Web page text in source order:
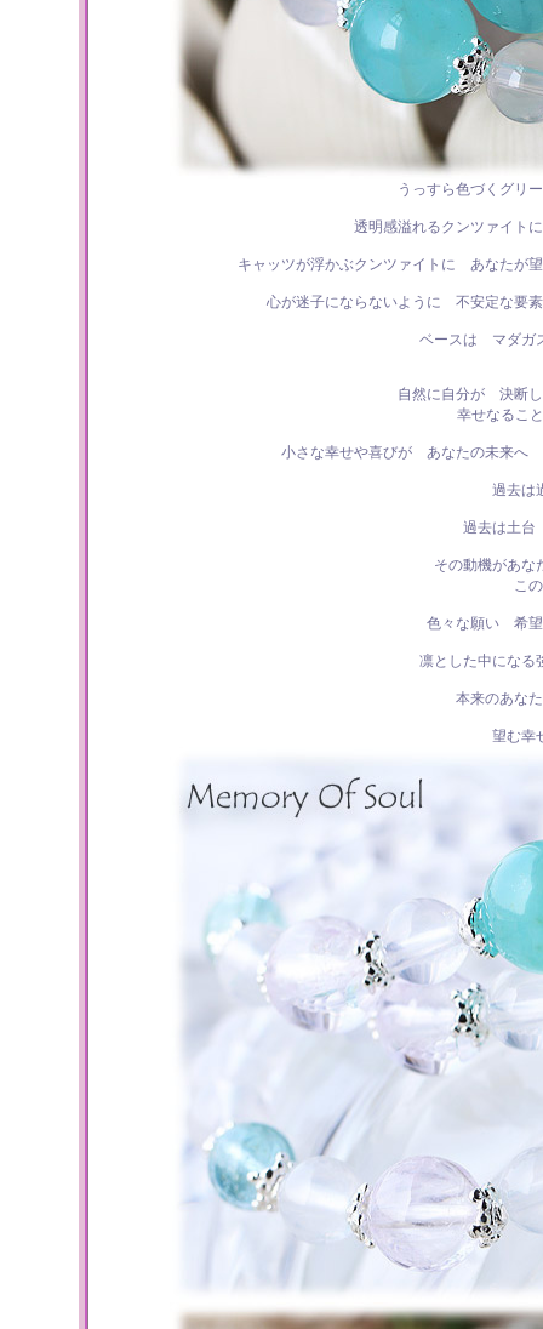
うっすら色づくグリ
透明感溢れるクンツァイト
キャッツが浮かぶクンツァイトに あなたが
心が迷子にならないように 不安定な要
ベースは マダガ
自然に自分が 決断
幸せなるこ
小さな幸せや喜びが あなたの未来へ
過去は
過去は土台
その動機があな
こ
色々な願い 希
凛とした中になる
本来のあな
望む幸